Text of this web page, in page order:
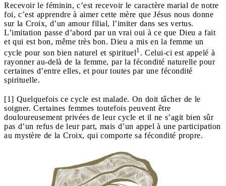
Recevoir le féminin, c’est recevoir le caractère marial de notre
foi, c’est apprendre à aimer cette mère que Jésus nous donne
sur la Croix, d’un amour filial, l’imiter dans ses vertus.
L’imitation passe d’abord par un vrai oui à ce que Dieu a fait
et qui est bon, même très bon. Dieu a mis en la femme un
cycle pour son bien naturel et spirituel1 . Celui-ci est appelé à
rayonner au-delà de la femme, par la fécondité naturelle pour
certaines d’entre elles, et pour toutes par une fécondité
spirituelle.
[1] Quelquefois ce cycle est malade. On doit tâcher de le
soigner. Certaines femmes toutefois peuvent être
douloureusement privées de leur cycle et il ne s’agit bien sûr
pas d’un refus de leur part, mais d’un appel à une participation
au mystère de la Croix, qui comporte sa fécondité propre.